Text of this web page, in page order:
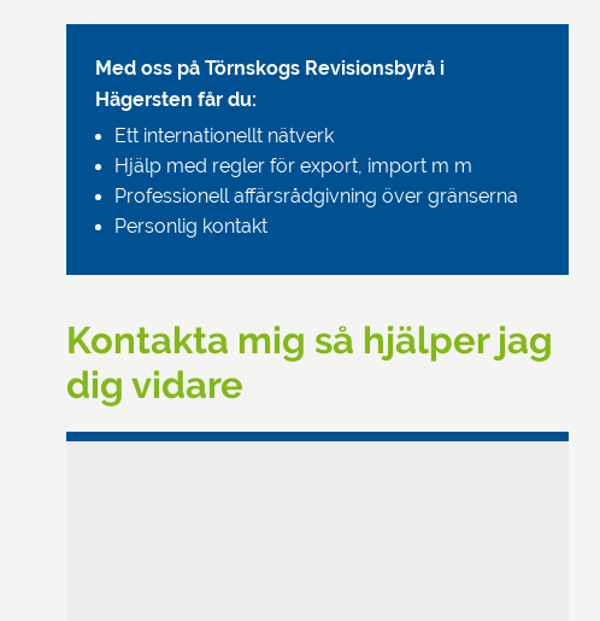
Med oss på Törnskogs Revisionsbyrå i
Hägersten får du:
Ett internationellt nätverk
Hjälp med regler för export, import m m
Professionell affärsrådgivning över gränserna
Personlig kontakt
Kontakta mig så hjälper jag
dig vidare